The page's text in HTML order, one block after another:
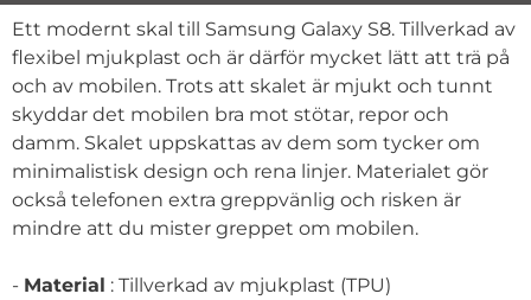
Produktbeskrivning
Ett modernt skal till Samsung Galaxy S8. Tillverkad av
flexibel mjukplast och är därför mycket lätt att trä på
och av mobilen. Trots att skalet är mjukt och tunnt
skyddar det mobilen bra mot stötar, repor och
damm. Skalet uppskattas av dem som tycker om
minimalistisk design och rena linjer. Materialet gör
också telefonen extra greppvänlig och risken är
mindre att du mister greppet om mobilen.
- Material : Tillverkad av mjukplast (TPU)